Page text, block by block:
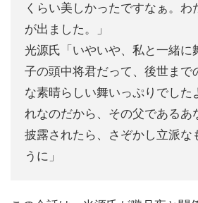
くらい美しかったですなぁ。わ
が出ました。」
光源氏「いやいや、私と一緒に
子の頭中将君だって、後世まで
な素晴らしい舞いっぷりでした
れなのだから、その父であるあ
披露されたら、さぞかし立派な
うに」